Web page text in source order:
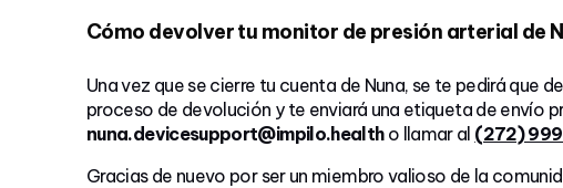
Cómo devolver tu monitor de presión arterial de
Una vez que se cierre tu cuenta de Nuna, se te pedirá que
proceso de devolución y te enviará una etiqueta de envío
nuna.devicesupport@impilo.healtho llamar al (272)
Gracias de nuevo por ser un miembro valioso de la